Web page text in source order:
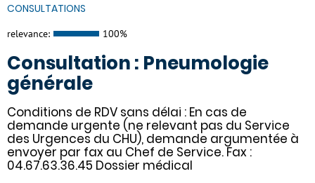
CONSULTATIONS
relevance: 100%
Consultation : Pneumologie
générale
Conditions de RDV sans délai : En cas de
demande urgente (ne relevant pas du Service
des Urgences du CHU), demande argumentée à
envoyer par fax au Chef de Service. Fax :
04.67.63.36.45 Dossier médical